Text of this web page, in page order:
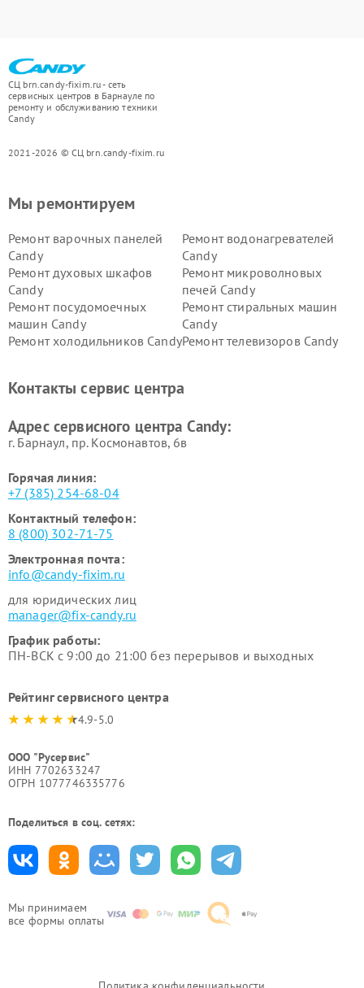
СЦ brn.candy-fixim.ru - сеть
сервисных центров в Барнауле по
ремонту и обслуживанию техники
Candy
2021-2026 © СЦ brn.candy-fixim.ru
Мы принимаем
все формы оплаты
Мы ремонтируем
Ремонт варочных панелей
Candy
Ремонт водонагревателей
Candy
Ремонт духовых шкафов
Candy
Ремонт микроволновых
печей Candy
Ремонт посудомоечных
машин Candy
Ремонт стиральных машин
Candy
Ремонт холодильников CandyРемонт телевизоров Candy
Контакты сервис центра
Адрес сервисного центра Candy:
г. Барнаул, ​пр. Космонавтов, 6в
Горячая линия:
+7 (385) 254-68-04
Контактный телефон:
8 (800) 302-71-75
Электронная почта:
info@candy-fixim.ru
для юридических лиц
manager@fix-candy.ru
График работы:
ПН-ВСК с 9:00 до 21:00 без перерывов и выходных
Рейтинг сервисного центра
4.9-5.0
ООО "Русервис"
ИНН 7702633247
ОГРН 1077746335776
Поделиться в соц. сетях: